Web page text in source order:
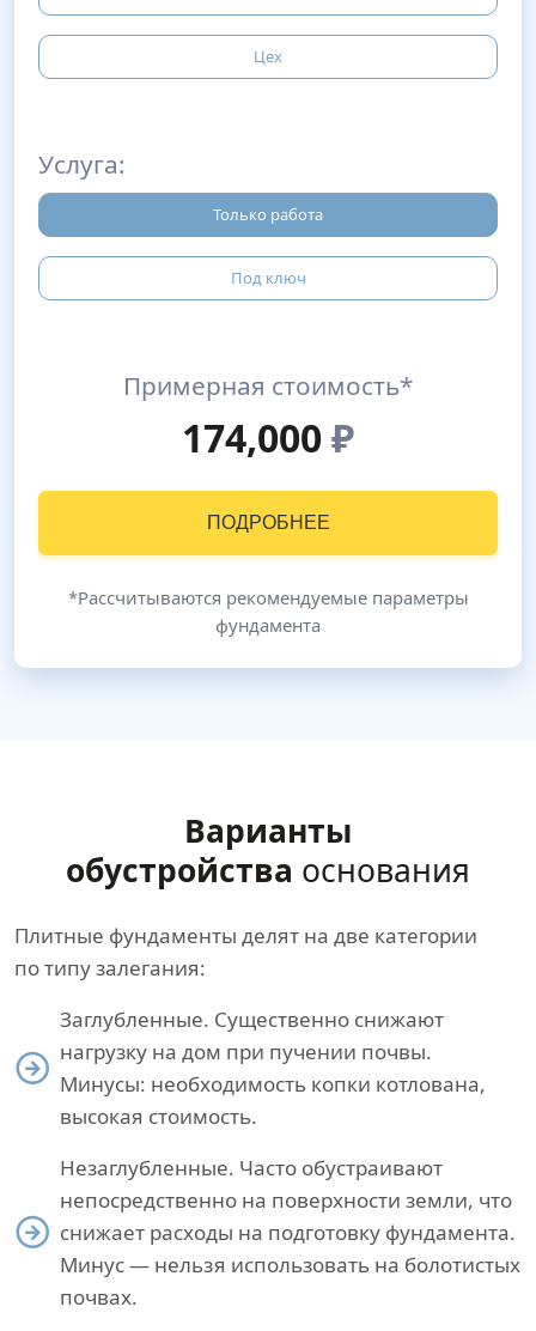
Цех
Услуга:
Только работа
Под ключ
Примерная стоимость*
174,000₽
ПОДРОБНЕЕ
*Рассчитываются рекомендуемые параметры
фундамента
Варианты
обустройства основания
Плитные фундаменты делят на две категории
по типу залегания:
Заглубленные. Существенно снижают
нагрузку на дом при пучении почвы.
Минусы: необходимость копки котлована,
высокая стоимость.
Незаглубленные. Часто обустраивают
непосредственно на поверхности земли, что
снижает расходы на подготовку фундамента.
Минус — нельзя использовать на болотистых
почвах.